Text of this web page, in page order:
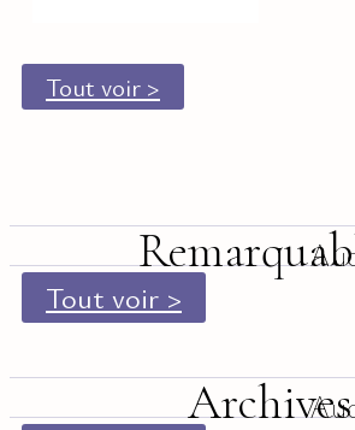
Tout voir >
Tout voir >
Archives